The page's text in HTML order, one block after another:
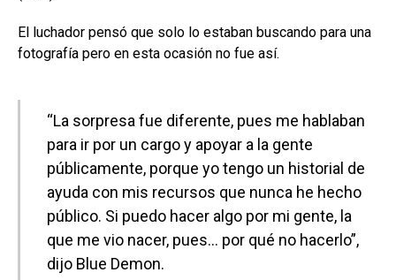
El luchador pensó que solo lo estaban buscando para una
fotografía pero en esta ocasión no fue así.
“La sorpresa fue diferente, pues me hablaban
para ir por un cargo y apoyar a la gente
públicamente, porque yo tengo un historial de
ayuda con mis recursos que nunca he hecho
público. Si puedo hacer algo por mi gente, la
que me vio nacer, pues… por qué no hacerlo”,
dijo Blue Demon.